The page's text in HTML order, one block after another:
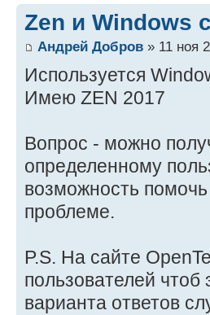
Zen и Windows
Андрей Добров » 11 ноя
Используется
Имею ZEN 2017
Вопрос - можно
определенному
возможность
проблеме.
P.S. На сайте
пользователей
варианта ответов